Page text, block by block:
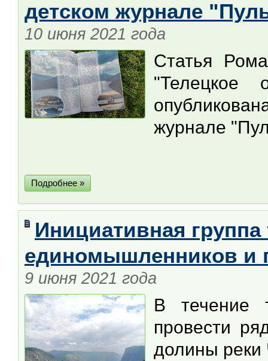
детском журнале
10 июня 2021 года
Статья
"Телецкое
журнале
Подробнее »
Инициативная
единомышленников и
9 июня 2021 года
В течение
провести
долины